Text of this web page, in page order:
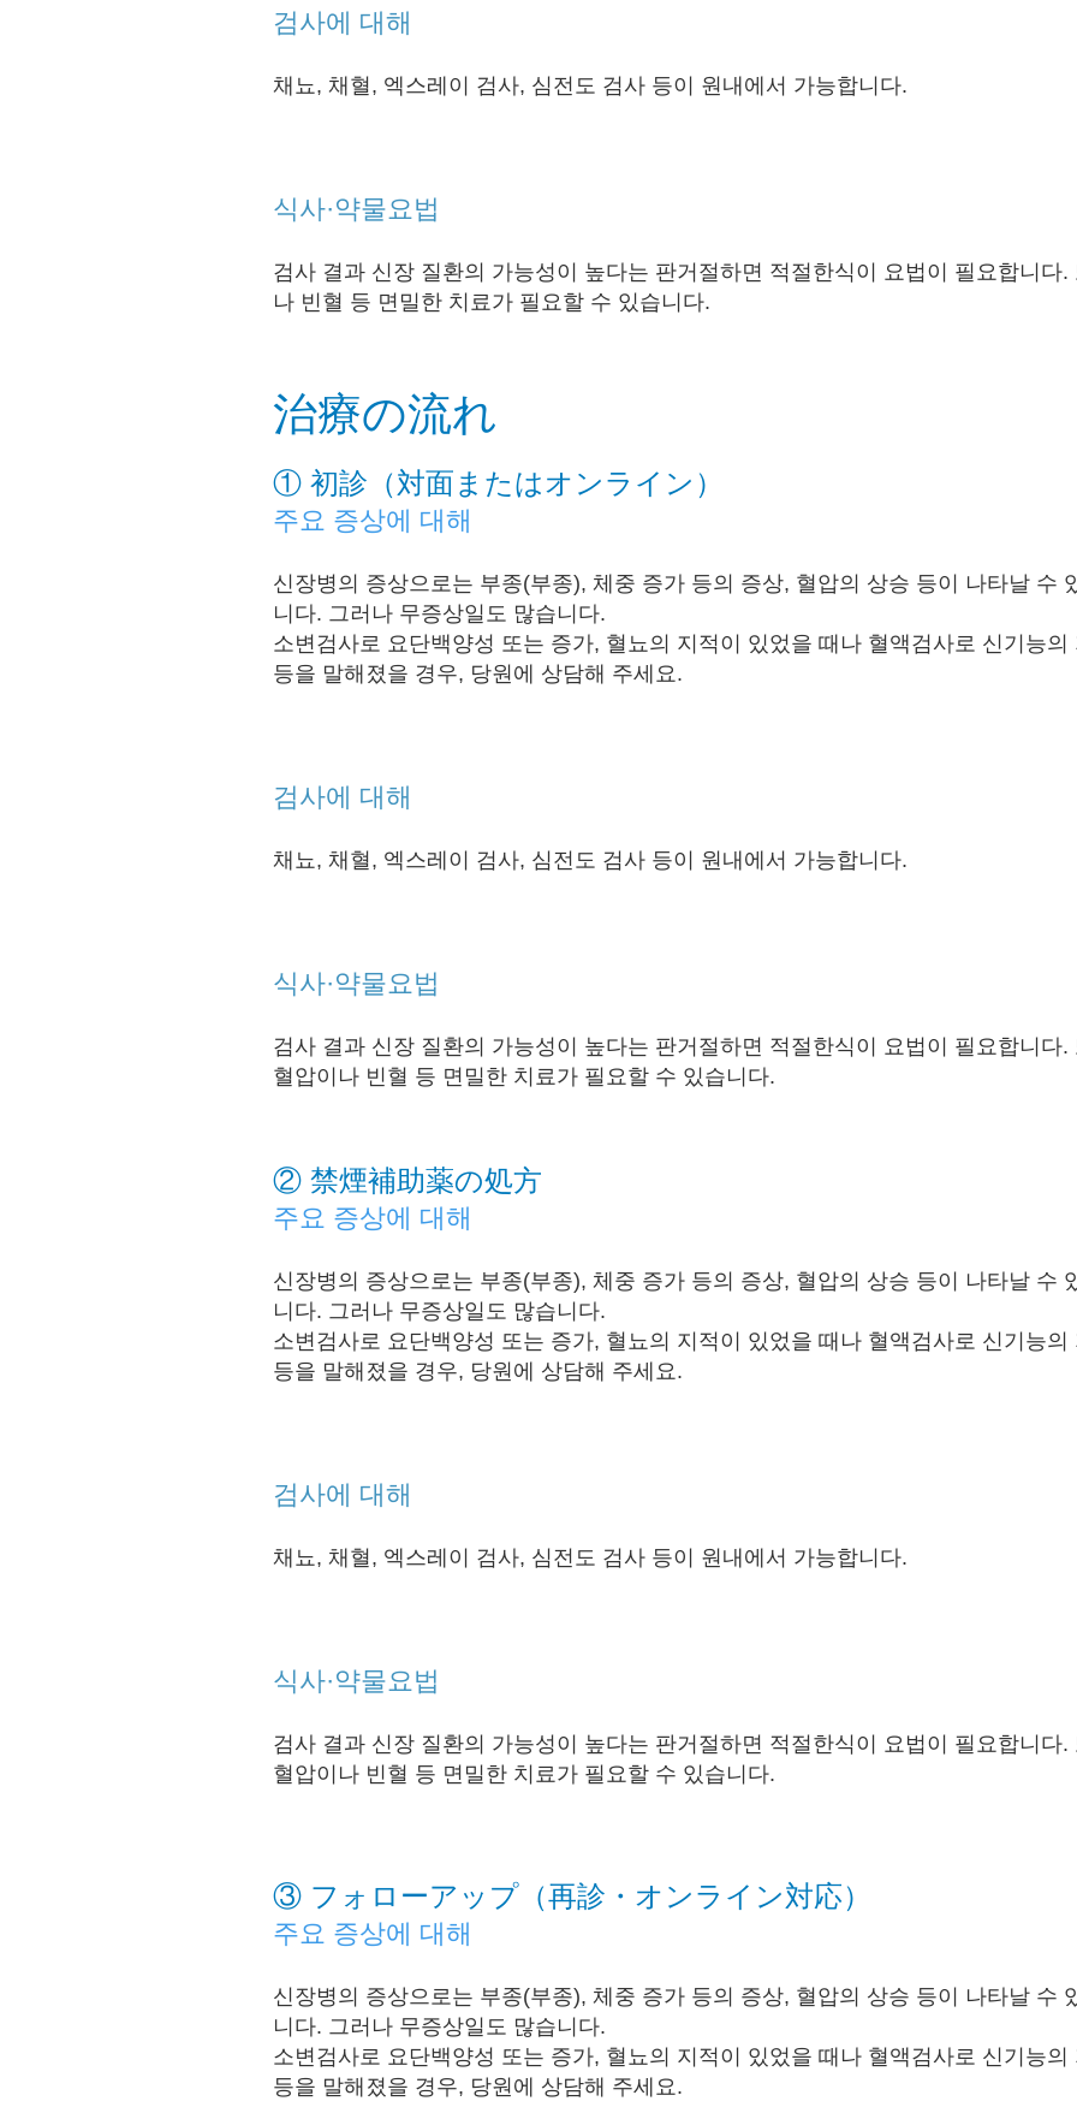
검사에 대해
채뇨, 채혈, 엑스레이 검사, 심전도 검사 등이 원내에서 가능합니다.
식사·약물요법
검사 결과 신장 질환의 가능성이 높다는 판거절하면 적절한식이 요법이 필요합니다.
나 빈혈 등 면밀한 치료가 필요할 수 있습니다.
治療の流れ
① 初診（対面またはオンライン）
주요 증상에 대해
신장병의 증상으로는 부종(부종), 체중 증가 등의 증상, 혈압의 상승 등이 나타날 수
니다. 그러나 무증상일도 많습니다.
소변검사로 요단백양성 또는 증가, 혈뇨의 지적이 있었을 때나 혈액검사로 신기능의
등을 말해졌을 경우, 당원에 상담해 주세요​.
검사에 대해
채뇨, 채혈, 엑스레이 검사, 심전도 검사 등이 원내에서 가능합니다.
식사·약물요법
검사 결과 신장 질환의 가능성이 높다는 판거절하면 적절한식이 요법이 필요합니다.
혈압이나 빈혈 등 면밀한 치료가 필요할 수 있습니다.
② 禁煙補助薬の処方
주요 증상에 대해
신장병의 증상으로는 부종(부종), 체중 증가 등의 증상, 혈압의 상승 등이 나타날 수
니다. 그러나 무증상일도 많습니다.
소변검사로 요단백양성 또는 증가, 혈뇨의 지적이 있었을 때나 혈액검사로 신기능의
등을 말해졌을 경우, 당원에 상담해 주세요​.
검사에 대해
채뇨, 채혈, 엑스레이 검사, 심전도 검사 등이 원내에서 가능합니다.
식사·약물요법
검사 결과 신장 질환의 가능성이 높다는 판거절하면 적절한식이 요법이 필요합니다.
혈압이나 빈혈 등 면밀한 치료가 필요할 수 있습니다.
③ フォローアップ（再診・オンライン対応）
주요 증상에 대해
신장병의 증상으로는 부종(부종), 체중 증가 등의 증상, 혈압의 상승 등이 나타날 수
니다. 그러나 무증상일도 많습니다.
소변검사로 요단백양성 또는 증가, 혈뇨의 지적이 있었을 때나 혈액검사로 신기능의
등을 말해졌을 경우, 당원에 상담해 주세요​.